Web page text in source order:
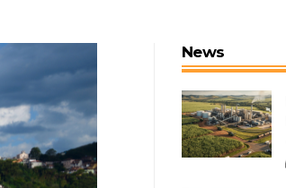
News